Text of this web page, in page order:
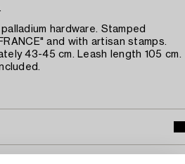
hardware. Stamped
and with artisan stamps.
43-45 cm. Leash length 105 cm.